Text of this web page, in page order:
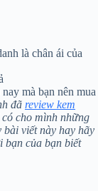
là chân ái của
mà bạn nên mua
đã review kem
cho mình những
bài viết này hay hãy
bạn của bạn biết